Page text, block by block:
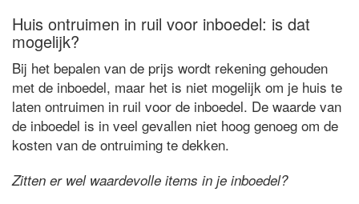
Huis ontruimen in ruil voor inboedel: is dat
mogelijk?
Bij het bepalen van de prijs wordt rekening gehouden
met de inboedel, maar het is niet mogelijk om je huis te
laten ontruimen in ruil voor de inboedel. De waarde van
de inboedel is in veel gevallen niet hoog genoeg om de
kosten van de ontruiming te dekken.
Zitten er wel waardevolle items in je inboedel?